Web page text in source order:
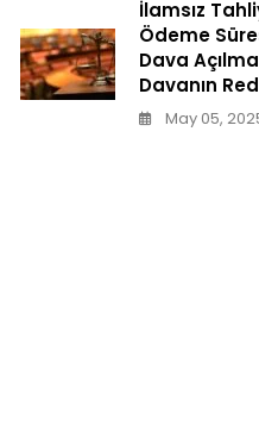
İlamsız
Ödeme
Dava
Davanın
May 05,